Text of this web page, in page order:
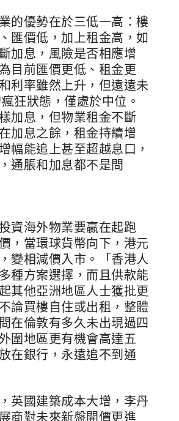
的優勢在於三低一高：樓
匯價低，加上租金高，如
加息，風險是否相應增
目前匯價更低、租金更
利率雖然上升，但遠遠未
狂狀態，僅處於中位。
加息，但物業租金不斷
加息之餘，租金持續增
幅能追上甚至超越息口，
通脹和加息都不是問
資海外物業要贏在起跑
，當環球貨幣向下，港元
變相減價入市。「香港人
種方案選擇，而且供款能
其他亞洲地區人士獲批更
論買樓自住或出租，整體
在倫敦有多久未出現過四
圍地區更有機會高達五
在銀行，永遠追不到通
英國建築成本大增，李丹
商對未來新盤開價更進